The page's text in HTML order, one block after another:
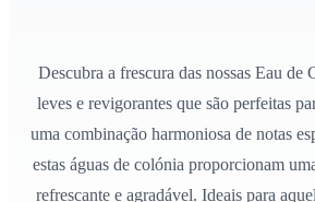
Descubra a frescura das nossas Eau de
leves e revigorantes que são perfeitas
uma combinação harmoniosa de notas
estas águas de colónia proporcionam
refrescante e agradável. Ideais para